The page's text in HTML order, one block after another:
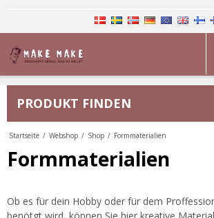
PRODUKT FINDEN
Startseite / Webshop / Shop / Formmaterialien
Formmaterialien
Ob es für dein Hobby oder für dem